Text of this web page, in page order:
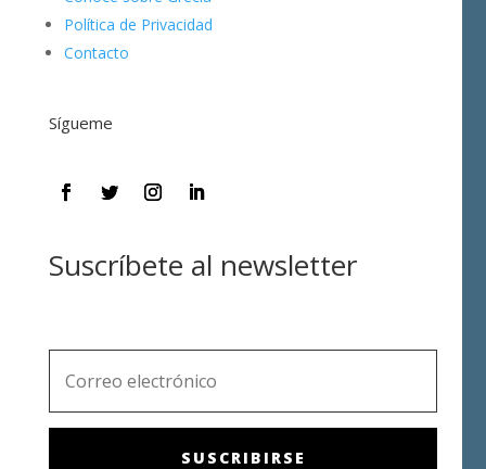
Política de Privacidad
Contacto
Sígueme
Suscríbete al newsletter
SUSCRIBIRSE